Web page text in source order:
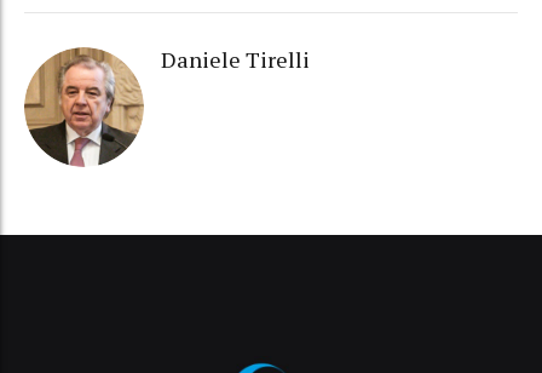
Daniele Tirelli